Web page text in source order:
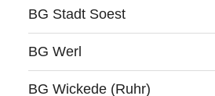
BG Stadt Soest
BG Werl
BG Wickede (Ruhr)